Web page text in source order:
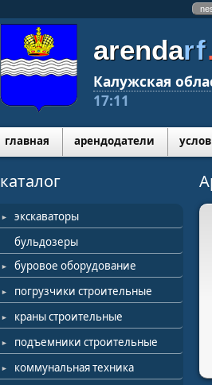
arendarf
Калужская
17:11
главная арендодатели
каталог
экскаваторы
бульдозеры
буровое оборудование
погрузчики строительные
краны строительные
подъемники строительные
коммунальная техника